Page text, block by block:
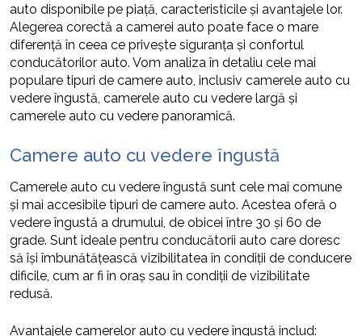
auto disponibile pe piață, caracteristicile și avantajele lor.
Alegerea corectă a camerei auto poate face o mare
diferență în ceea ce privește siguranța și confortul
conducătorilor auto. Vom analiza în detaliu cele mai
populare tipuri de camere auto, inclusiv camerele auto cu
vedere îngustă, camerele auto cu vedere largă și
camerele auto cu vedere panoramică.
Camere auto cu vedere îngustă
Camerele auto cu vedere îngustă sunt cele mai comune
și mai accesibile tipuri de camere auto. Acestea oferă o
vedere îngustă a drumului, de obicei între 30 și 60 de
grade. Sunt ideale pentru conducătorii auto care doresc
să își îmbunătățească vizibilitatea în condiții de conducere
dificile, cum ar fi în oraș sau în condiții de vizibilitate
redusă.
Avantajele camerelor auto cu vedere îngustă includ: